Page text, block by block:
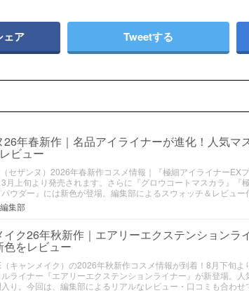
ェア Tweetする
26年春新作｜名品アイライナーが進化！人気マ
ビュー
セザンヌ）2026年春新作コスメ情報｜『極細アイライナーEX
月上旬より発売されます。さらに『グロウコートマスカラ』『
ウダー』には新色が登場。編集部によるスウォッチ＆レビュー
集部
イク26年秋新作｜エアリーエクステンションラ
色をレビュー
キャンメイク）の2026年秋新作コスメ情報が到着！8月下旬よ
ライナー『エアリーエクステンションライナー』が新登場。
り。今回は、編集部によるリアルなレビュー・口コミも合わせ